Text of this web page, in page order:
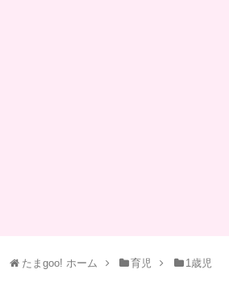
たまgoo! ホーム 育児 1歳児